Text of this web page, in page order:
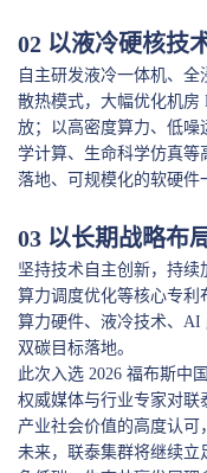
02 以液冷硬核技
自主研发液冷一体机、
散热模式，大幅优化机房
放；以高密度算力、低
学计算、生命科学仿真等
落地、可规模化的软硬件
03 以长期战略布
坚持技术自主创新，持续
算力调度优化等核心专利
算力硬件、液冷技术、AI
双碳目标落地。
此次入选 2026 福布斯中
权威媒体与行业专家对联
产业社会价值的高度认可
未来，联泰集群将继续立